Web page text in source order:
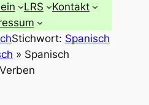
LRS
Kontakt
Stichwort: Spanisch
» Spanisch